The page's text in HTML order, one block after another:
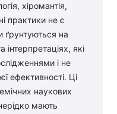
хіромантія,
практики не є
ґрунтуються на
інтерпретаціях, які
і не
ефективності. Ці
наукових
мають